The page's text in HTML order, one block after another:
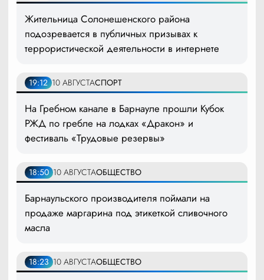
Жительница Солонешенского района
подозревается в публичных призывах к
террористической деятельности в интернете
19:12 10 АВГУСТАСПОРТ
На Гребном канале в Барнауле прошли Кубок
РЖД по гребле на лодках «Дракон» и
фестиваль «Трудовые резервы»
18:50 10 АВГУСТАОБЩЕСТВО
Барнаульского производителя поймали на
продаже маргарина под этикеткой сливочного
масла
18:23 10 АВГУСТАОБЩЕСТВО